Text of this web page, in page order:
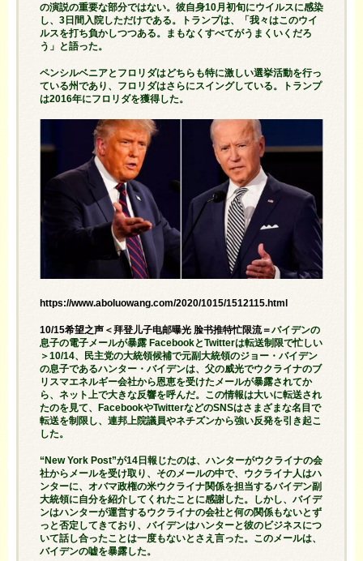
の演説の重要な部分ではない。彼自身10月初旬にウイルスに感染
し、3日間入院しただけである。トランプは、「我々はこのウイ
ルスを打ち負かしつつある。まもなくすべてがうまくいくだろ
う」と語った。
ペンシルベニアとフロリダはどちらも特に激しい選挙活動を行っ
ている州であり、フロリダはさらにスイングしている。トランプ
は2016年にフロリダを獲得した。
https://www.aboluowang.com/2020/1015/1512115.html
10/15希望之声＜拜登儿子电邮曝光 脸书推特忙限流＝バイデンの
息子の電子メールが暴露 FacebookとTwitterは転送制限で忙しい
＞10/14、民主党の大統領候補で元副大統領のジョー・バイデン
の息子であるハンター・バイデンは、父の威光でウクライナのブ
リスマエネルギー会社から恩恵を受けたメールが暴露されてか
ら、ネット上で大きな反響を呼んだ。この情報は大いに転送され
たのを見て、FacebookやTwitterなどのSNSはさまざまな名目で
転送を制限し、連邦上院議員やネチズンから強い反発を引き起こ
した。
“New York Post”が14日報じたのは、ハンターがウクライナの会
社からメールを受け取り、そのメールの中で、ウクライナ人はハ
ンターに、オバマ政権の米ウクライナ関係を担当するバイデン副
大統領に自分を紹介してくれたことに感謝した。しかし、バイデ
ンはハンターが運営するウクライナの会社と何の関係もないとず
っと否定してきており、バイデンはハンターと彼のビジネスにつ
いて話し合ったことは一度もないとさえ言った。このメールは、
バイデンの嘘を暴露した。